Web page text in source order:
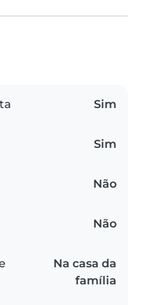
Sim
Sim
Não
Não
Na casa da
família